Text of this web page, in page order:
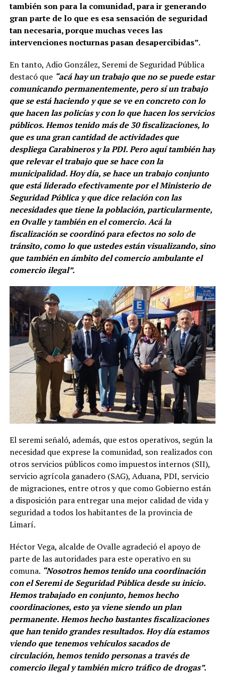
también son para la comunidad, para ir generando
gran parte de lo que es esa sensación de seguridad
tan necesaria, porque muchas veces las
intervenciones nocturnas pasan desapercibidas”.
En tanto, Adio González, Seremi de Seguridad Pública
destacó que “acá hay un trabajo que no se puede estar
comunicando permanentemente, pero sí un trabajo
que se está haciendo y que se ve en concreto con lo
que hacen las policías y con lo que hacen los servicios
públicos. Hemos tenido más de 30 fiscalizaciones, lo
que es una gran cantidad de actividades que
despliega Carabineros y la PDI. Pero aquí también hay
que relevar el trabajo que se hace con la
municipalidad. Hoy día, se hace un trabajo conjunto
que está liderado efectivamente por el Ministerio de
Seguridad Pública y que dice relación con las
necesidades que tiene la población, particularmente,
en Ovalle y también en el comercio. Acá la
fiscalización se coordinó para efectos no solo de
tránsito, como lo que ustedes están visualizando, sino
que también en ámbito del comercio ambulante el
comercio ilegal”.
El seremi señaló, además, que estos operativos, según la
necesidad que exprese la comunidad, son realizados con
otros servicios públicos como impuestos internos (SII),
servicio agrícola ganadero (SAG), Aduana, PDI, servicio
de migraciones, entre otros y que como Gobierno están
a disposición para entregar una mejor calidad de vida y
seguridad a todos los habitantes de la provincia de
Limarí.
Héctor Vega, alcalde de Ovalle agradeció el apoyo de
parte de las autoridades para este operativo en su
comuna. “Nosotros hemos tenido una coordinación
con el Seremi de Seguridad Pública desde su inicio.
Hemos trabajado en conjunto, hemos hecho
coordinaciones, esto ya viene siendo un plan
permanente. Hemos hecho bastantes fiscalizaciones
que han tenido grandes resultados. Hoy día estamos
viendo que tenemos vehículos sacados de
circulación, hemos tenido personas a través de
comercio ilegal y también micro tráfico de drogas”.